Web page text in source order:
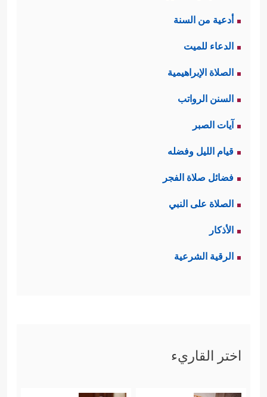
أدعية من السنة
الدعاء للميت
الصلاة الإبراهيمية
السنن الرواتب
آيات الصبر
قيام الليل وفضله
فضائل صلاة الفجر
الصلاة على النبي
الأذكار
الرقية الشرعية
اختر القاريء